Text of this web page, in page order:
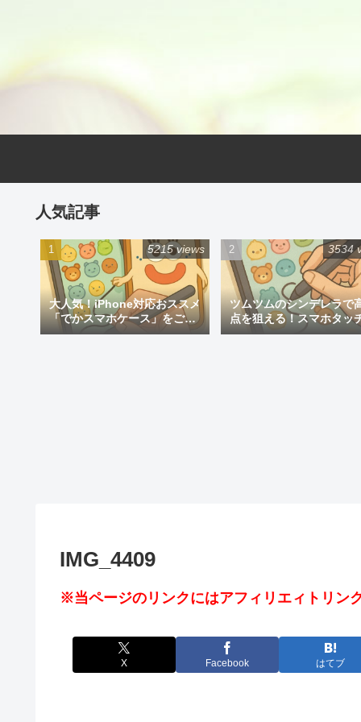
人気記事
大人気！iPhone対応おススメ
「でかスマホケース」をご紹
介
5215 views
ツムツムのシンデレラで
点を狙える！スマホタッ
ン
3534
IMG_4409
※当ページのリンクにはアフィリエィトリン
X Facebook はてブ